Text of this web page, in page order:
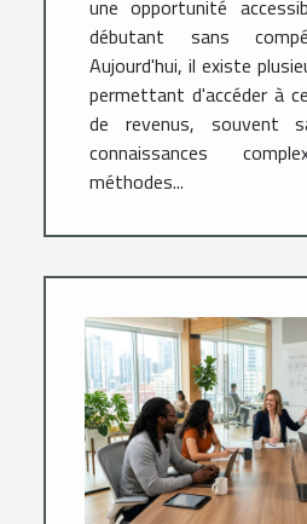
une opportunité
débutant sans
Aujourd'hui, il existe
permettant d'accéder à
de revenus, souvent
connaissances
méthodes...